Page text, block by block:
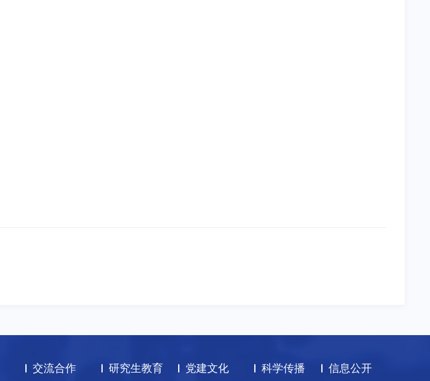
交流合作 研究生教育 党建文化 科学传播 信息公开